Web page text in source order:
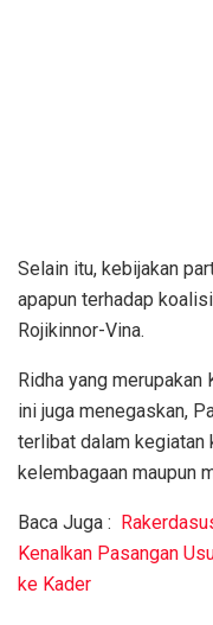
Selain itu, kebijakan
apapun terhadap
Rojikinnor-Vina.
Ridha yang merupakan
ini juga menegaskan,
terlibat dalam kegiatan
kelembagaan maupun
Baca Juga :
Kenalkan Pasangan
ke Kader